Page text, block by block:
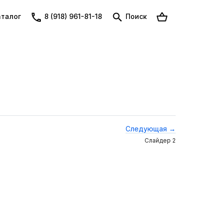
8 (918) 961-81-18 Поиск
Следующая →
Слайдер 2